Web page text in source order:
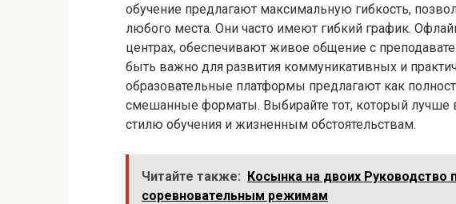
обучение предлагают максимальную гибкость,
любого места. Они часто имеют гибкий график.
центрах, обеспечивают живое общение с
быть важно для развития коммуникативных и
образовательные платформы предлагают как
смешанные форматы. Выбирайте тот, который лучше
стилю обучения и жизненным обстоятельствам.
Читайте также: Косынка на двоих Руководство
соревновательным режимам